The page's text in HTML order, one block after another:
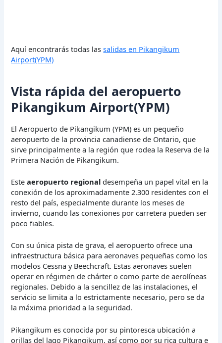
Aquí encontrarás todas lassalidas en Pikangikum
Airport(YPM)
Vista rápida del aeropuerto
Pikangikum Airport(YPM)
El Aeropuerto de Pikangikum (YPM) es un pequeño
aeropuerto de la provincia canadiense de Ontario, que
sirve principalmente a la región que rodea la Reserva de la
Primera Nación de Pikangikum.
Esteaeropuerto regional desempeña un papel vital en la
conexión de los aproximadamente 2.300 residentes con el
resto del país, especialmente durante los meses de
invierno, cuando las conexiones por carretera pueden ser
poco fiables.
Con su única pista de grava, el aeropuerto ofrece una
infraestructura básica para aeronaves pequeñas como los
modelos Cessna y Beechcraft. Estas aeronaves suelen
operar en régimen de chárter o como parte de aerolíneas
regionales. Debido a la sencillez de las instalaciones, el
servicio se limita a lo estrictamente necesario, pero se da
la máxima prioridad a la seguridad.
Pikangikum es conocida por su pintoresca ubicación a
orillas del lago Pikangikum, así como por su rica cultura e